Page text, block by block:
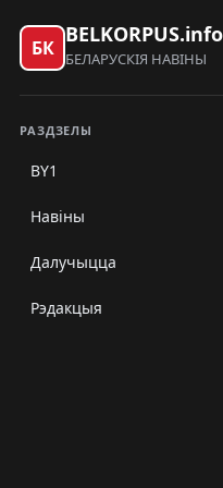
БК
BELKORPUS.info
БЕЛАРУСКІЯ НАВІНЫ
РАЗДЗЕЛЫ
BY1
Навіны
Далучыцца
Рэдакцыя